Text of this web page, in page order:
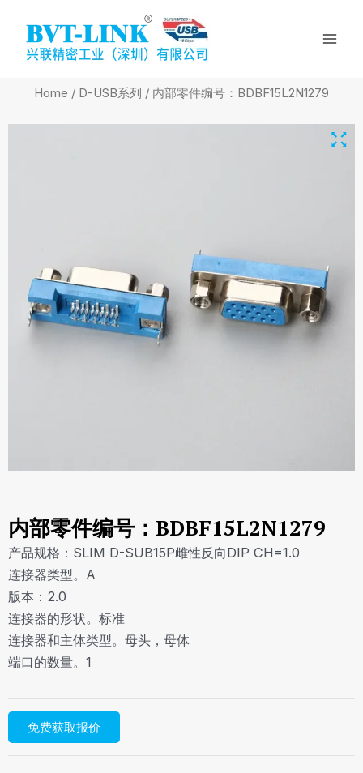
content
Home / D-USB系列 / 内部零件编号：BDBF15L2N1279
内部零件编号：BDBF15L2N1279
产品规格：SLIM D-SUB15P雌性反向DIP CH=1.0
连接器类型。A
版本：2.0
连接器的形状。标准
连接器和主体类型。母头，母体
端口的数量。1
免费获取报价